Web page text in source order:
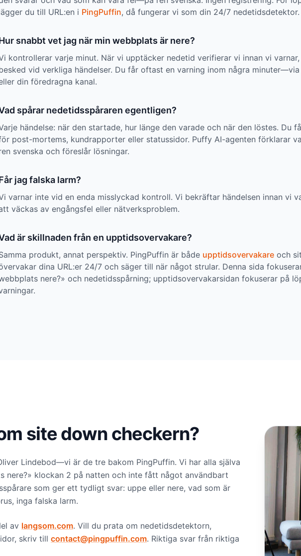
du till URL:en i PingPuffin, då fungerar vi som din 24/7 nedetidsdetektor.
snabbt vet jag när min webbplats är nere?
kontrollerar varje minut. När vi upptäcker nedetid verifierar vi innan vi
vid verkliga händelser. Du får oftast en varning inom några
din föredragna kanal.
spårar nedetidsspåraren egentligen?
händelse: när den startade, hur länge den varade och när den löstes. Du
post-mortems, kundrapporter eller statussidor. Puffy AI-agenten förklarar
svenska och föreslår lösningar.
jag falska larm?
varnar inte vid en enda misslyckad kontroll. Vi bekräftar händelsen innan vi
väckas av engångsfel eller nätverksproblem.
är skillnaden från en upptidsovervakare?
produkt, annat perspektiv. PingPuffin är både upptidsovervakare och
dina URL:er 24/7 och säger till när något strular. Denna sida
nere?» och nedetidsspårning; upptidsovervakarsidan fokuserar på
site down checkern?
Lindebod—vi är de tre bakom PingPuffin. Vi har alla själva
nere?» klockan 2 på natten och inte fått något användbart
som ger ett tydligt svar: uppe eller nere, vad som är
inga falska larm.
av langsom.com. Vill du prata om nedetidsdetektorn,
skriv till contact@pingpuffin.com. Riktiga svar från riktiga